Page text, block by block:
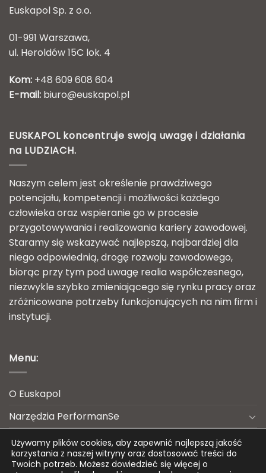
Euskapol Sp. z o.o.
01-991 Warszawa,
ul. Heroldów 15C lok. 4
Kom: +48 609 608 604
E-mail: biuro@euskapol.pl
EUSKAPOL koncentruje swoją uwagę i działania
na LUDZIACH.
Naszym celem jest określenie prawdziwego
potencjału, kompetencji i możliwości każdego
człowieka oraz wspieranie go w procesie
przygotowywania i realizowania kariery zawodowej.
Staramy się wskazywać najlepszą, najbardziej dla
niego odpowiednią, drogę rozwoju zawodowego,
biorąc przy tym pod uwagę realia współczesnego,
niezwykle szybko zmieniającego się rynku pracy oraz
zróżnicowane potrzeby funkcjonujących na nim firm i
instytucji.
Menu:
O Euskapol
Narzędzia PerformanSe
Usługi HR dla firm
Twoja kariera zawodowa
Używamy plików cookies, aby zapewnić najlepszą jakość
korzystania z naszej witryny oraz dostosować treści do
Twoich potrzeb. Możesz dowiedzieć się więcej o